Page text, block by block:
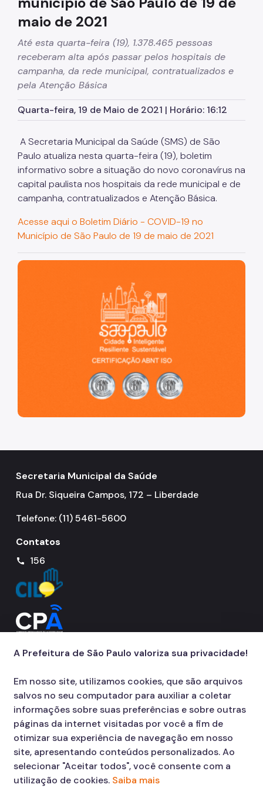
maio de 2021
Até esta quarta-feira (19), 1.378.465 pessoas
receberam alta após passar pelos hospitais de
campanha, da rede municipal, contratualizados e
pela Atenção Básica
Quarta-feira, 19 de Maio de 2021 | Horário: 16:12
A Secretaria Municipal da Saúde (SMS) de São
Paulo atualiza nesta quarta-feira (19), boletim
informativo sobre a situação do novo coronavírus na
capital paulista nos hospitais da rede municipal e de
campanha, contratualizados e Atenção Básica.
Acesse aqui o Boletim Diário - COVID-19 no
Município de São Paulo de 19 de maio de 2021
São Paulo, cidade inteligente, resiliente e sustentável
Secretaria Municipal da Saúde
Rua Dr. Siqueira Campos, 172 – Liberdade
Telefone: (11) 5461-5600
Contatos
call 156
A Prefeitura de São Paulo valoriza sua privacidade!
Em nosso site, utilizamos cookies, que são arquivos
salvos no seu computador para auxiliar a coletar
informações sobre suas preferências e sobre outras
páginas da internet visitadas por você a fim de
otimizar sua experiência de navegação em nosso
site, apresentando conteúdos personalizados. Ao
selecionar "Aceitar todos", você consente com a
utilização de cookies. Saiba mais